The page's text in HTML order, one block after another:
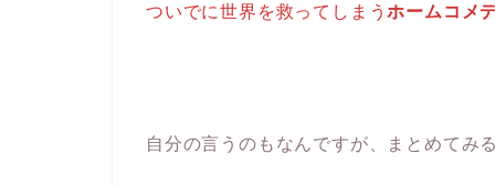
ついでに世界を救ってしまうホームコメ
自分の言うのもなんですが、まとめて